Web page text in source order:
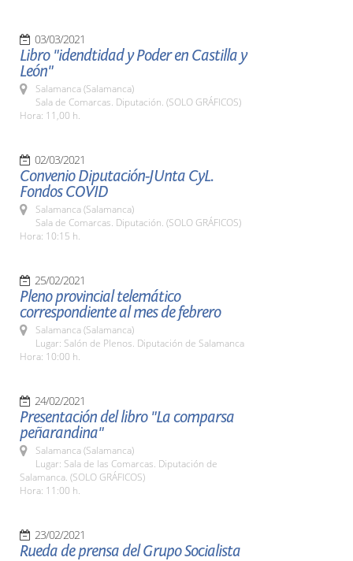
03/03/2021
Libro "idendtidad y Poder en Castilla y
León"
Salamanca (Salamanca)
Sala de Comarcas. Diputación. (SOLO GRÁFICOS)
Hora: 11,00 h.
02/03/2021
Convenio Diputación-JUnta CyL.
Fondos COVID
Salamanca (Salamanca)
Sala de Comarcas. Diputación. (SOLO GRÁFICOS)
Hora: 10:15 h.
25/02/2021
Pleno provincial telemático
correspondiente al mes de febrero
Salamanca (Salamanca)
Lugar: Salón de Plenos. Diputación de Salamanca
Hora: 10:00 h.
24/02/2021
Presentación del libro "La comparsa
peñarandina"
Salamanca (Salamanca)
Lugar: Sala de las Comarcas. Diputación de
Salamanca. (SOLO GRÁFICOS)
Hora: 11:00 h.
23/02/2021
Rueda de prensa del Grupo Socialista